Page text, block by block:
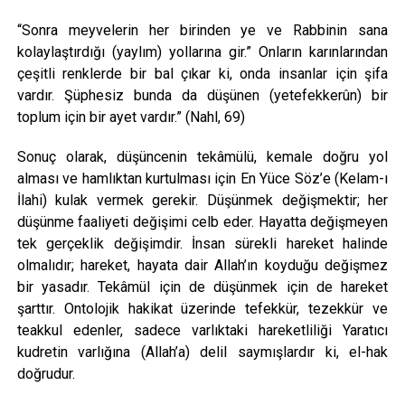
“Sonra meyvelerin her birinden ye ve Rabbinin sana
kolaylaştırdığı (yaylım) yollarına gir.” Onların karınlarından
çeşitli renklerde bir bal çıkar ki, onda insanlar için şifa
vardır. Şüphesiz bunda da düşünen (yetefekkerûn) bir
toplum için bir ayet vardır.” (Nahl, 69)
Sonuç olarak, düşüncenin tekâmülü, kemale doğru yol
alması ve hamlıktan kurtulması için En Yüce Söz’e (Kelam-ı
İlahi) kulak vermek gerekir. Düşünmek değişmektir; her
düşünme faaliyeti değişimi celb eder. Hayatta değişmeyen
tek gerçeklik değişimdir. İnsan sürekli hareket halinde
olmalıdır; hareket, hayata dair Allah’ın koyduğu değişmez
bir yasadır. Tekâmül için de düşünmek için de hareket
şarttır. Ontolojik hakikat üzerinde tefekkür, tezekkür ve
teakkul edenler, sadece varlıktaki hareketliliği Yaratıcı
kudretin varlığına (Allah’a) delil saymışlardır ki, el-hak
doğrudur.